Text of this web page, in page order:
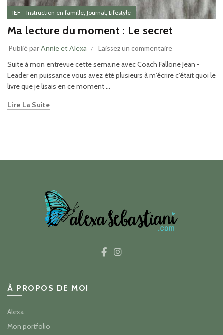
IEF - Instruction en famille, Journal, Lifestyle
Ma lecture du moment : Le secret
Publié parAnnie et Alexa Laissez un commentaire
Suite à mon entrevue cette semaine avec Coach Fallone Jean -
Leader en puissance vous avez été plusieurs à m'écrire c'était quoi le
livre que je lisais en ce moment ...
Lire La Suite
À PROPOS DE MOI
Alexa
Mon portfolio